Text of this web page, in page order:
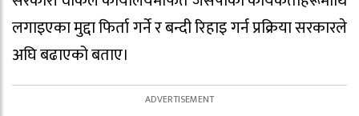
लगाइएका मुद्दा फिर्ता गर्ने र बन्दी रिहाइ गर्न प्रक्रिया सरकारले
अघि बढाएको बताए।